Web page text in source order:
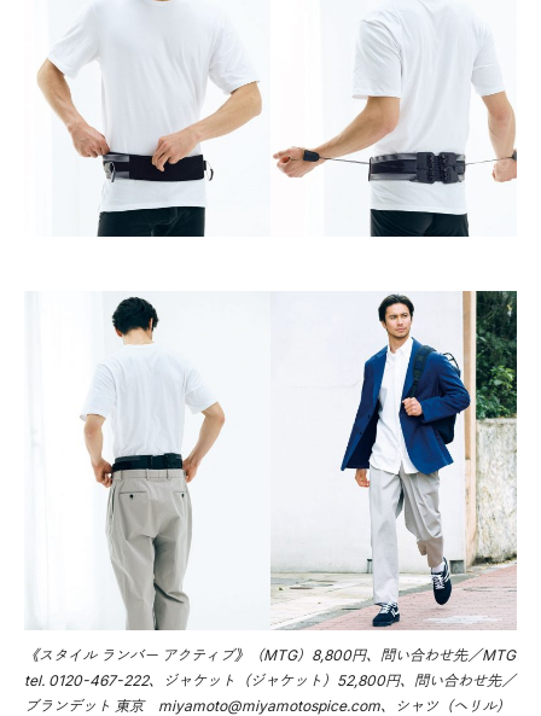
《スタイル ランバー アクティブ》（MTG）8,800円、問い合わせ先／MTG
tel. 0120-467-222、ジャケット（ジャケット）52,800円、問い合わせ先／
ブランデット 東京 miyamoto@miyamotospice.com、シャツ（ヘリル）